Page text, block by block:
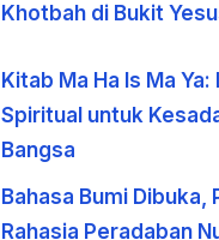
Khotbah di Bukit
Kitab Ma Ha Is Ma Ya:
Spiritual untuk
Bangsa
Bahasa Bumi Dibuka,
Rahasia Peradaban